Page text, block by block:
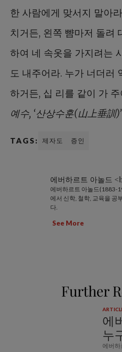
한 사람에게 맞서지 말아
치거든, 왼쪽 뺨마저 돌려
하여 네 속옷을 가지려는
도 내주어라. 누가 너더러
하거든, 십 리를 같이 가 주
예수, ‘산상수훈(山上垂訓
TAGS: 제자도 증인
에버하르트 아놀드
에버하르트 아놀드(1883-
에서 신학, 철학, 교육을 공
다.
See More
Further
에
누
에버하